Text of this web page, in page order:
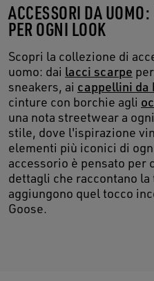
ACCESSORI DA
PER OGNI LOOK
Scopri la collezione di
uomo: dai lacci scarpe
sneakers, ai cappellini da
cinture con borchie agli
una nota streetwear a
stile, dove l'ispirazione
elementi più iconici di
accessorio è pensato per
dettagli che raccontano
aggiungono quel tocco
Goose.